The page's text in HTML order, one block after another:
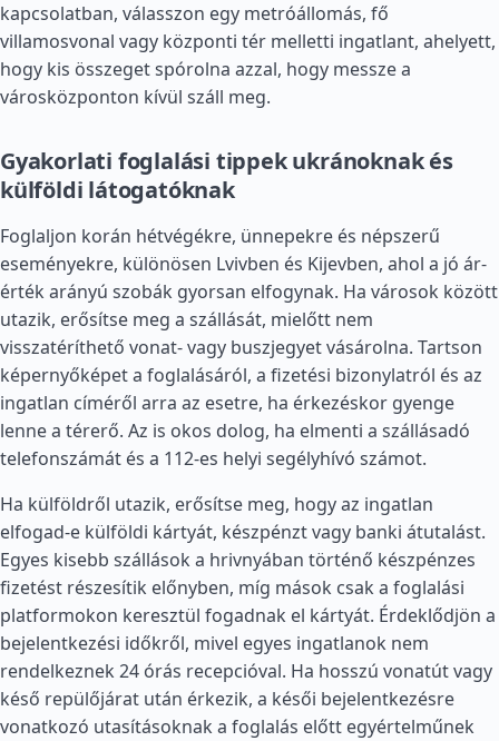
kapcsolatban, válasszon egy metróállomás, fő
villamosvonal vagy központi tér melletti ingatlant, ahelyett,
hogy kis összeget spórolna azzal, hogy messze a
városközponton kívül száll meg.
Gyakorlati foglalási tippek ukránoknak és
külföldi látogatóknak
Foglaljon korán hétvégékre, ünnepekre és népszerű
eseményekre, különösen Lvivben és Kijevben, ahol a jó ár-
érték arányú szobák gyorsan elfogynak. Ha városok között
utazik, erősítse meg a szállását, mielőtt nem
visszatéríthető vonat- vagy buszjegyet vásárolna. Tartson
képernyőképet a foglalásáról, a fizetési bizonylatról és az
ingatlan címéről arra az esetre, ha érkezéskor gyenge
lenne a térerő. Az is okos dolog, ha elmenti a szállásadó
telefonszámát és a 112-es helyi segélyhívó számot.
Ha külföldről utazik, erősítse meg, hogy az ingatlan
elfogad-e külföldi kártyát, készpénzt vagy banki átutalást.
Egyes kisebb szállások a hrivnyában történő készpénzes
fizetést részesítik előnyben, míg mások csak a foglalási
platformokon keresztül fogadnak el kártyát. Érdeklődjön a
bejelentkezési időkről, mivel egyes ingatlanok nem
rendelkeznek 24 órás recepcióval. Ha hosszú vonatút vagy
késő repülőjárat után érkezik, a késői bejelentkezésre
vonatkozó utasításoknak a foglalás előtt egyértelműnek